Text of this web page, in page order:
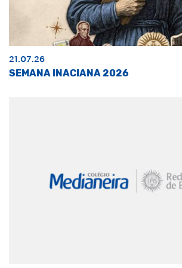
21.07.26
SEMANA INACIANA 2026